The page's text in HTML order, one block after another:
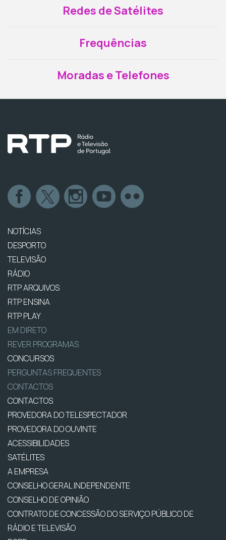
Redes de Satélites
Frequências
Moradas e Telefones
NOTÍCIAS
DESPORTO
TELEVISÃO
RÁDIO
RTP ARQUIVOS
RTP ENSINA
RTP PLAY
EM DIRETO
REVER PROGRAMAS
CONCURSOS
PERGUNTAS FREQUENTES
CONTACTOS
CONTACTOS
PROVEDORA DO TELESPECTADOR
PROVEDORA DO OUVINTE
ACESSIBILIDADES
SATÉLITES
A EMPRESA
CONSELHO GERAL INDEPENDENTE
CONSELHO DE OPINIÃO
CONTRATO DE CONCESSÃO DO SERVIÇO PÚBLICO DE
RÁDIO E TELEVISÃO